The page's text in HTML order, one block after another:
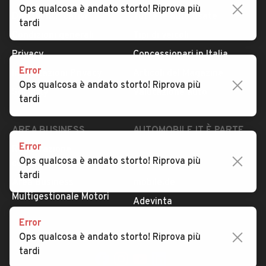
Dati identificativi
Privacy
Impostazioni Privacy
Security
Tutte le auto usate
Concessionari in Italia
Valutazione auto
AREA BUSINESS
Registrazione
concessionario
Multigestionale Motori
AUTOMOBILE.IT È PARTE
subito.it
Adevinta
SEGUICI
Ops qualcosa è andato storto! Riprova più
tardi
Error
Ops qualcosa è andato storto! Riprova più
tardi
Error
Ops qualcosa è andato storto! Riprova più
tardi
Error
Ops qualcosa è andato storto! Riprova più
tardi